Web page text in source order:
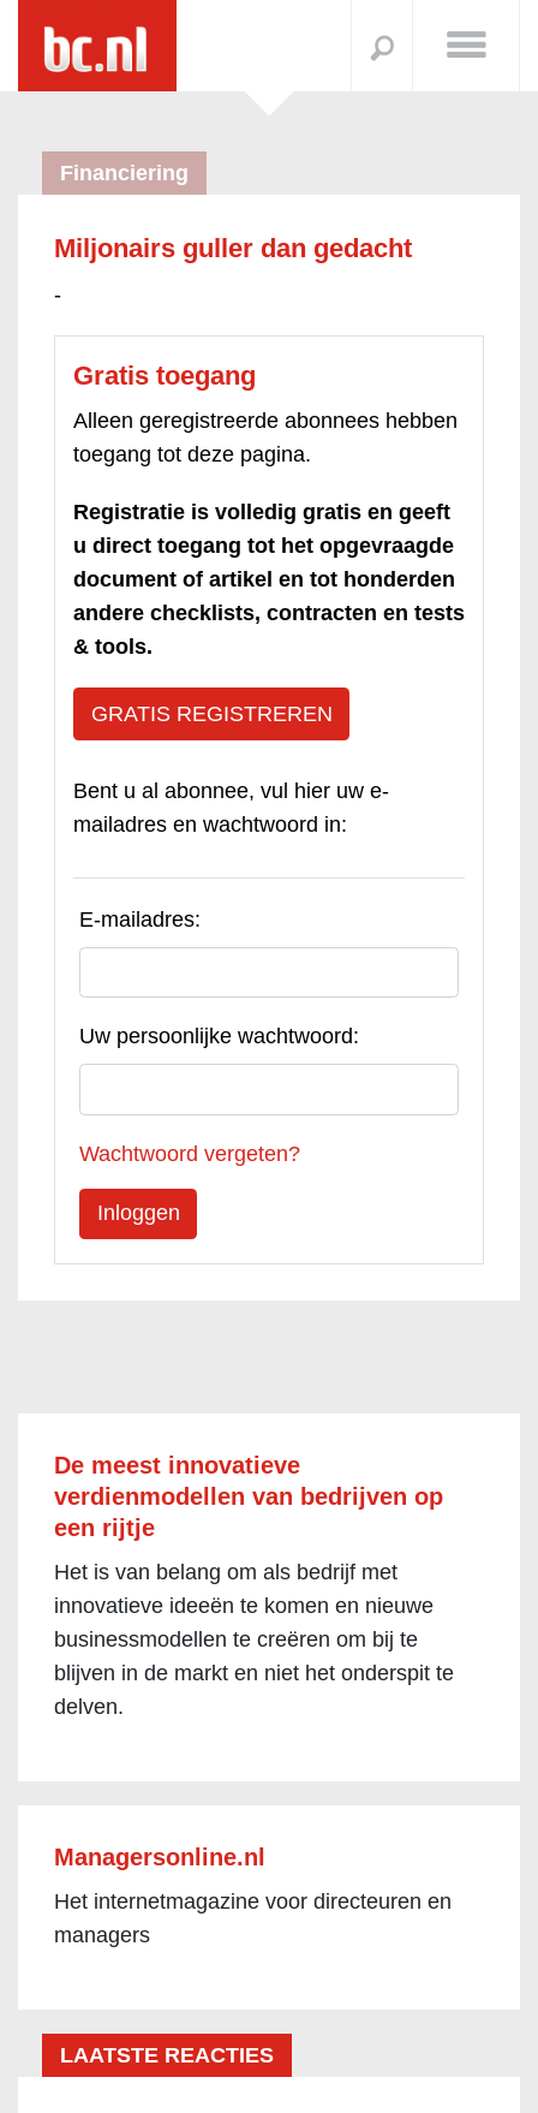
Financiering
Miljonairs guller dan gedacht
-
Gratis toegang
Alleen geregistreerde abonnees hebben
toegang tot deze pagina.
Registratie is volledig gratis en geeft
u direct toegang tot het opgevraagde
document of artikel en tot honderden
andere checklists, contracten en tests
& tools.
GRATIS REGISTREREN
Bent u al abonnee, vul hier uw e-
mailadres en wachtwoord in:
E-mailadres:
Uw persoonlijke wachtwoord:
Wachtwoord vergeten?
De meest innovatieve
verdienmodellen van bedrijven op
een rijtje
Het is van belang om als bedrijf met
innovatieve ideeën te komen en nieuwe
businessmodellen te creëren om bij te
blijven in de markt en niet het onderspit te
delven.
Managersonline.nl
Het internetmagazine voor directeuren en
managers
LAATSTE REACTIES